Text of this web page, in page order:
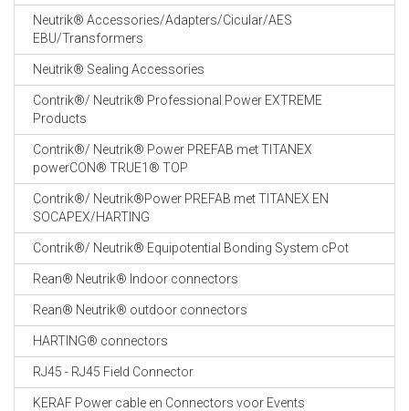
Neutrik® Accessories/Adapters/Cicular/AES
EBU/Transformers
Neutrik® Sealing Accessories
Contrik®/ Neutrik® Professional Power EXTREME
Products
Contrik®/ Neutrik® Power PREFAB met TITANEX
powerCON® TRUE1® TOP
Contrik®/ Neutrik®Power PREFAB met TITANEX EN
SOCAPEX/HARTING
Contrik®/ Neutrik® Equipotential Bonding System cPot
Rean® Neutrik® Indoor connectors
Rean® Neutrik® outdoor connectors
HARTING® connectors
RJ45 - RJ45 Field Connector
KERAF Power cable en Connectors voor Events